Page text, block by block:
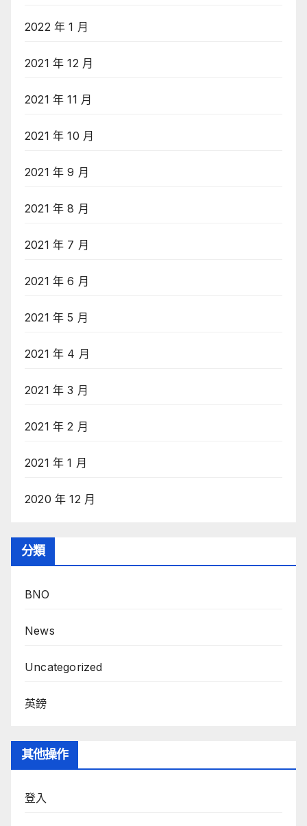
2022 年 1 月
2021 年 12 月
2021 年 11 月
2021 年 10 月
2021 年 9 月
2021 年 8 月
2021 年 7 月
2021 年 6 月
2021 年 5 月
2021 年 4 月
2021 年 3 月
2021 年 2 月
2021 年 1 月
2020 年 12 月
分類
BNO
News
Uncategorized
英鎊
其他操作
登入